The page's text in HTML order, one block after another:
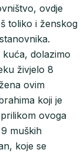
ovdje
toliko i ženskog
dolazimo
živjelo 8
ovim
koji je
ovoga
muških
koje se